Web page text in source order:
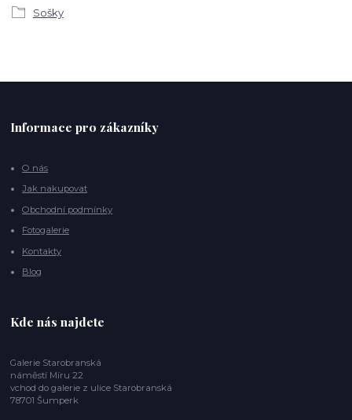
Sošky
Informace pro zákazníky
O nás
Jak nakupovat
Obchodní podmínky
Fotogalerie
Kontakty
Blog
Kde nás najdete
Galerie Starobranská
náměstí Míru 22
vchod do galerie z ulice Starobranská
78701 Šumperk